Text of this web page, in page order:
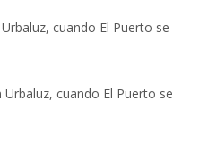
Urbaluz, cuando El Puerto se
Urbaluz, cuando El Puerto se